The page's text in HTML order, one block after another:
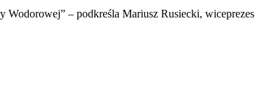
– podkreśla Mariusz Rusiecki, wiceprezes